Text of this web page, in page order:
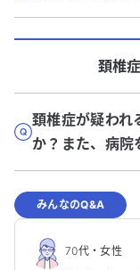
頚椎症
頚椎症が疑われ
か？また、病院
みんなのQ&A
70代・女性